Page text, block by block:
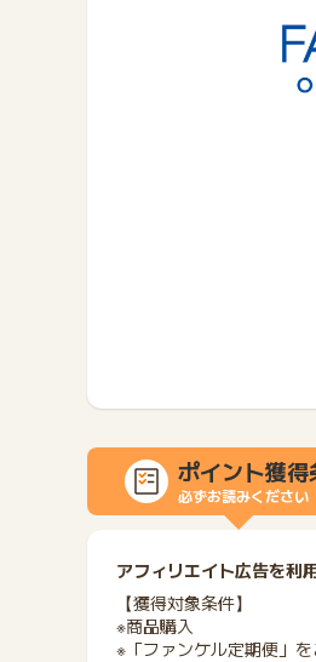
ポイント獲得
必ずお読みください
アフィリエイト広告を利
【獲得対象条件】
※商品購入
※「ファンケル定期便」